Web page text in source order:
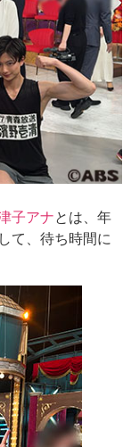
子アナとは、年
て、待ち時間に